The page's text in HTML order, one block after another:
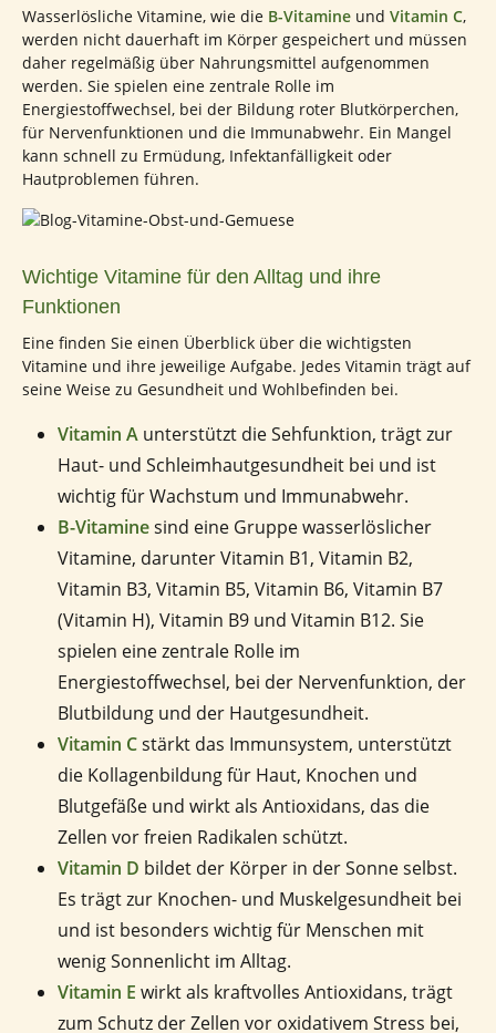
Wasserlösliche Vitamine, wie die B-Vitamine und Vitamin C,
werden nicht dauerhaft im Körper gespeichert und müssen
daher regelmäßig über Nahrungsmittel aufgenommen
werden. Sie spielen eine zentrale Rolle im
Energiestoffwechsel, bei der Bildung roter Blutkörperchen,
für Nervenfunktionen und die Immunabwehr. Ein Mangel
kann schnell zu Ermüdung, Infektanfälligkeit oder
Hautproblemen führen.
Wichtige Vitamine für den Alltag und ihre
Funktionen
Eine finden Sie einen Überblick über die wichtigsten
Vitamine und ihre jeweilige Aufgabe. Jedes Vitamin trägt auf
seine Weise zu Gesundheit und Wohlbefinden bei.
Vitamin A unterstützt die Sehfunktion, trägt zur
Haut- und Schleimhautgesundheit bei und ist
wichtig für Wachstum und Immunabwehr.
B-Vitaminesind eine Gruppe wasserlöslicher
Vitamine, darunter Vitamin B1, Vitamin B2,
Vitamin B3, Vitamin B5, Vitamin B6, Vitamin B7
(Vitamin H), Vitamin B9 und Vitamin B12. Sie
spielen eine zentrale Rolle im
Energiestoffwechsel, bei der Nervenfunktion, der
Blutbildung und der Hautgesundheit.
Vitamin Cstärkt das Immunsystem, unterstützt
die Kollagenbildung für Haut, Knochen und
Blutgefäße und wirkt als Antioxidans, das die
Zellen vor freien Radikalen schützt.
Vitamin D bildet der Körper in der Sonne selbst.
Es trägt zur Knochen- und Muskelgesundheit bei
und ist besonders wichtig für Menschen mit
wenig Sonnenlicht im Alltag.
Vitamin E wirkt als kraftvolles Antioxidans, trägt
zum Schutz der Zellen vor oxidativem Stress bei,